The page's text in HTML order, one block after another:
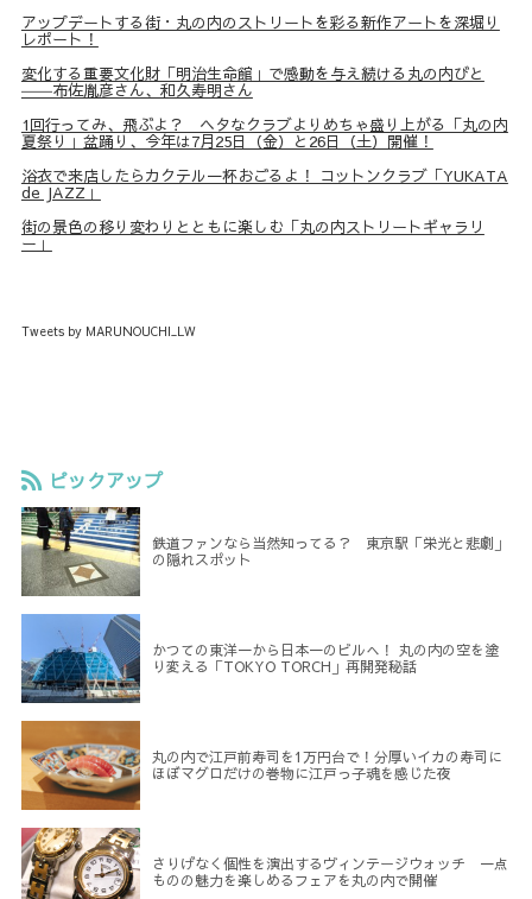
アップデートする街・丸の内のストリートを彩る新作アートを深堀り
レポート！
変化する重要文化財「明治生命館」で感動を与え続ける丸の内びと
――布佐胤彦さん、和久寿明さん
1回行ってみ、飛ぶよ？ ヘタなクラブよりめちゃ盛り上がる「丸の内
夏祭り」盆踊り、今年は7月25日（金）と26日（土）開催！
浴衣で来店したらカクテル一杯おごるよ！ コットンクラブ「YUKATA
de JAZZ」
街の景色の移り変わりとともに楽しむ「丸の内ストリートギャラリ
ー」
Tweets by MARUNOUCHI_LW
ピックアップ
鉄道ファンなら当然知ってる？ 東京駅「栄光と悲劇」
の隠れスポット
かつての東洋一から日本一のビルへ！ 丸の内の空を塗
り変える「TOKYO TORCH」再開発秘話
丸の内で江戸前寿司を1万円台で！分厚いイカの寿司に
ほぼマグロだけの巻物に江戸っ子魂を感じた夜
さりげなく個性を演出するヴィンテージウォッチ 一点
ものの魅力を楽しめるフェアを丸の内で開催